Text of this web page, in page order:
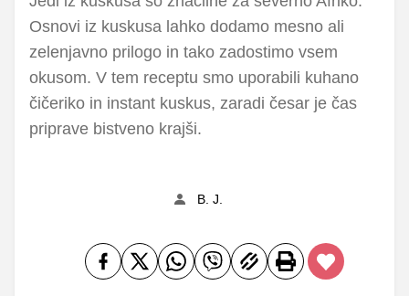
Osnovi iz kuskusa lahko dodamo mesno ali
zelenjavno prilogo in tako zadostimo vsem
okusom. V tem receptu smo uporabili kuhano
čičeriko in instant kuskus, zaradi česar je čas
priprave bistveno krajši.
B. J.